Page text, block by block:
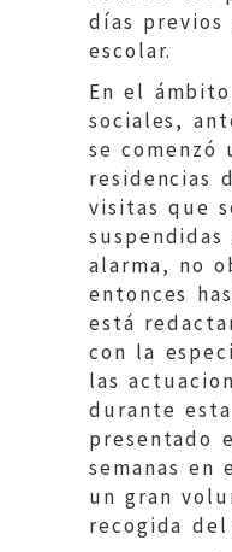
días previos
escolar.
En el
sociales,
se comenzó
residencias
visitas que
alarma, no
entonces
está
con la
las
durante
presentado
semanas en
un gran
recogida